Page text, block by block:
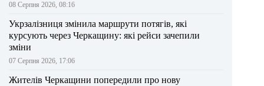
08 Серпня 2026, 08:16
Укрзалізниця змінила маршрути потягів, які
курсують через Черкащину: які рейси зачепили
зміни
07 Серпня 2026, 17:06
Жителів Черкащини попередили про нову